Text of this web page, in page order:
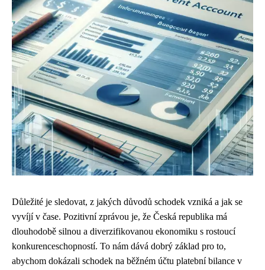
Důležité je sledovat, z jakých důvodů schodek vzniká a jak se
vyvíjí v čase. Pozitivní zprávou je, že Česká republika má
dlouhodobě silnou a diverzifikovanou ekonomiku s rostoucí
konkurenceschopností. To nám dává dobrý základ pro to,
abychom dokázali schodek na běžném účtu platební bilance v